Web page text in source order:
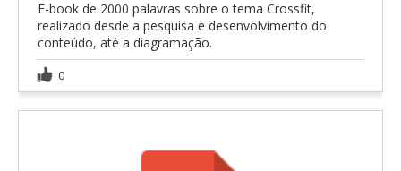
E-book de 2000 palavras sobre o tema Crossfit,
realizado desde a pesquisa e desenvolvimento do
conteúdo, até a diagramação.
0